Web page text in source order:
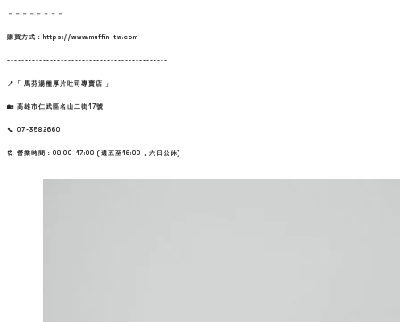
－－－－－－－－
購買方式：https://www.muffin-tw.com
---------------------------------------------
📍「 馬芬湯種厚片吐司專賣店 」
🏡 高雄市仁武區名山二街17號
📞 07-3582660
⏰ 營業時間：08:00-17:00 (週五至16:00 , 六日公休)